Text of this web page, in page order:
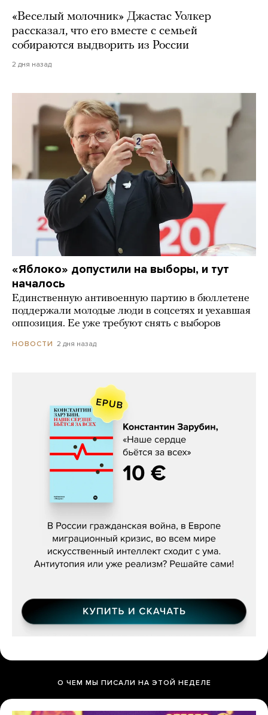
«Веселый молочник» Джастас Уолкер
рассказал, что его вместе с семьей
собираются выдворить из России
2 дня назад
«Яблоко» допустили на выборы, и тут
началось
Единственную антивоенную партию в бюллетене
поддержали молодые люди в соцсетях и уехавшая
оппозиция. Ее уже требуют снять с выборов
НОВОСТИ 2 дня назад
Константин Зарубин, «Наше сердце
О ЧЕМ МЫ ПИСАЛИ НА ЭТОЙ НЕДЕЛЕ